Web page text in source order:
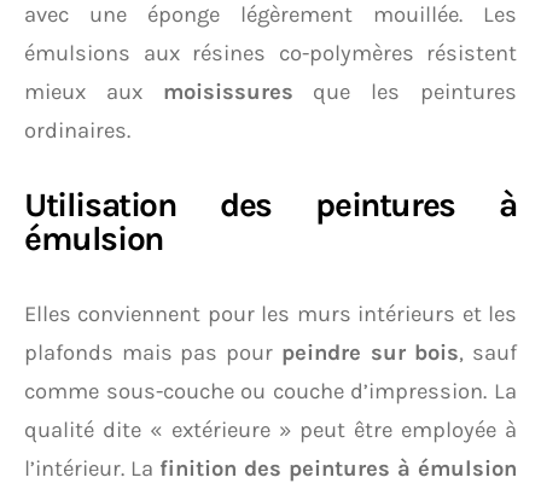
avec une éponge légèrement mouillée. Les
émulsions aux résines co-polymères résistent
mieux aux moisissures que les peintures
ordinaires.
Utilisation des peintures à
émulsion
Elles conviennent pour les murs intérieurs et les
plafonds mais pas pour peindre sur bois, sauf
comme sous-couche ou couche d’impression. La
qualité dite « extérieure » peut être employée à
l’intérieur. La finition des peintures à émulsion